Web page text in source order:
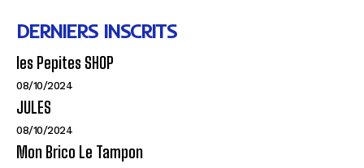
DERNIERS INSCRITS
les Pepites SHOP
08/10/2024
JULES
08/10/2024
Mon Brico Le Tampon